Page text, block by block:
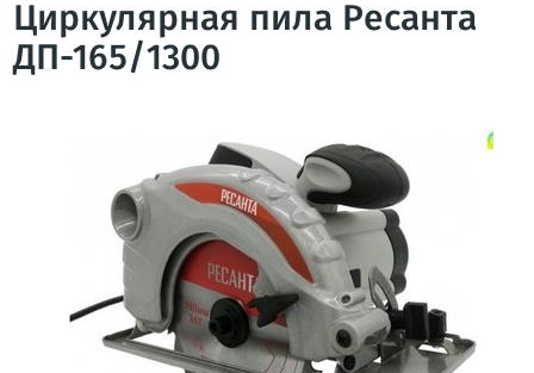
Циркулярная пила Ресанта
ДП-165/1300